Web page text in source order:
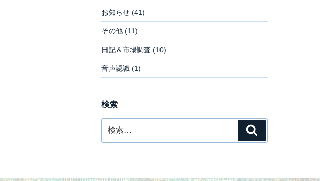
お知らせ(41)
その他(11)
日記＆市場調査 (10)
音声認識(1)
検索
索:
索